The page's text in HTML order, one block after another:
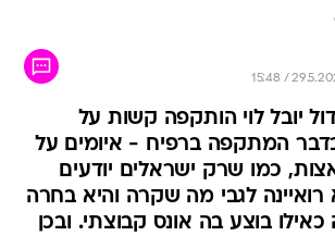
יובל לוי הותקפה קשות על
המתקפה ברפיח - איומים על
כמו שרק ישראלים יודעים
רואיינה לגבי מה שקרה והיא בחרה
בוצע בה אונס קבוצתי. ובכן